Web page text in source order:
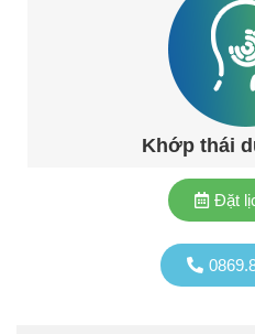
Khớp thái
Đặt